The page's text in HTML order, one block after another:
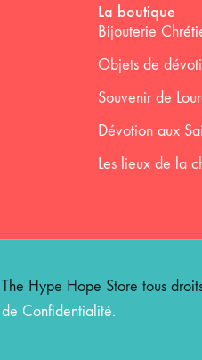
La boutique
Bijouterie
Objets de
Souvenir de
Dévotion aux
Les lieux de la
Hype Hope Store tous
Confidentialité.